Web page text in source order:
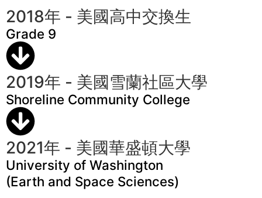
2018年 - 美國高中交換生
Grade 9
2019年 - 美國雪蘭社區大學
Shoreline Community College
2021年 - 美國華盛頓大學
University of Washington
(Earth and Space Sciences)